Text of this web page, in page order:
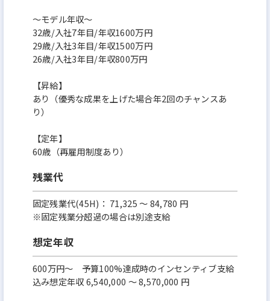
～モデル年収～
32歳/入社7年目/年収1600万円
29歳/入社3年目/年収1500万円
26歳/入社3年目/年収800万円
【昇給】
あり（優秀な成果を上げた場合年2回のチャンスあ
り）
【定年】
60歳（再雇用制度あり）
残業代
固定残業代(45H)： 71,325 ～ 84,780 円
※固定残業分超過の場合は別途支給
想定年収
600万円〜 予算100%達成時のインセンティブ支給
込み想定年収 6,540,000 ～ 8,570,000 円